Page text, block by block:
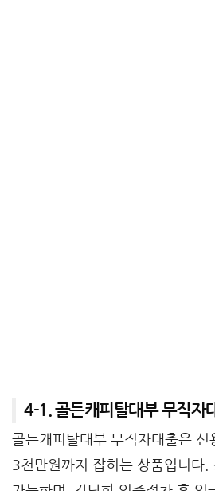
4-1. 골든캐피탈대부 무직자
골든캐피탈대부 무직자대출은 신
3천만원까지 잡히는 상품입니다.